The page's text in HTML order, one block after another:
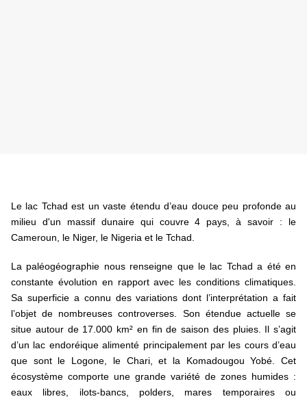
Le lac Tchad est un vaste étendu d’eau douce peu profonde au
milieu d'un massif dunaire qui couvre 4 pays, à savoir : le
Cameroun, le Niger, le Nigeria et le Tchad.
La paléogéographie nous renseigne que le lac Tchad a été en
constante évolution en rapport avec les conditions climatiques.
Sa superficie a connu des variations dont l’interprétation a fait
l’objet de nombreuses controverses. Son étendue actuelle se
situe autour de 17.000 km² en fin de saison des pluies. Il s’agit
d’un lac endoréique alimenté principalement par les cours d’eau
que sont le Logone, le Chari, et la Komadougou Yobé. Cet
écosystème comporte une grande variété de zones humides :
eaux libres, ilots-bancs, polders, mares temporaires ou